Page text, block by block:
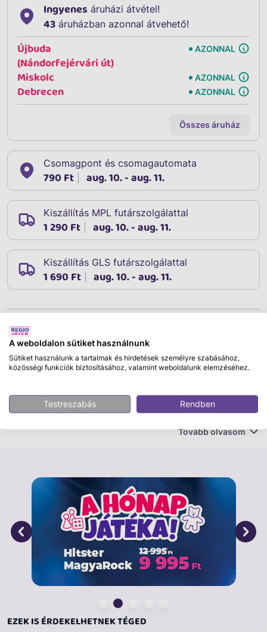
Ingyenes áruházi átvétel!
43 áruházban azonnal átvehető!
Újbuda
(Nándorfejérvári út)
AZONNAL
Miskolc AZONNAL
Debrecen AZONNAL
Összes áruház
Csomagpont és csomagautomata
790 Ft aug. 10. - aug. 11.
Kiszállítás MPL futárszolgálattal
1 290 Ft aug. 10. - aug. 11.
Kiszállítás GLS futárszolgálattal
1 690 Ft aug. 10. - aug. 11.
Leírás
Társasjáték - Űr-kaland
kortól ajánlott,Játékidő:kb. 5-15 perc.
társasjáték. A doboz 3 játékmódot is tartalmaz, amely
a képzelőerőt. 1. játékmód: Válassz egy manótáblát és
rakd ki a hozzá tartozó égitesteket! 2. játékmód:
Versenyezz másokkal, és nézd meg , ki tudja kirakni a
köröket a leggyorsabban! 3. játékmód: Fordítsd meg a
puzzle darabokat a számozott oldalára! Dobj a
kockákkal, válaszd ki a megfelelő elemet! Aki előbb
rakja ki a köröket, az nyer.
A doboz tartalma:60 db égitest kártya, 4 db
manótábla, 2 db dobókocka, 1 db játéktasak,
jutalompont matricák, játékszabály.
Tovább olvasom
EZEK IS ÉRDEKELHETNEK TÉGED
A weboldalon sütiket használnunk
Sütiket használunk a tartalmak és hirdetések személyre szabásához,
közösségi funkciók biztosításához, valamint weboldalunk elemzéséhez.
Testreszabás Rendben